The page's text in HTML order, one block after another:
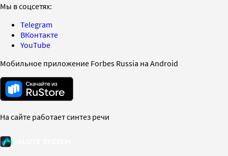
Мы в соцсетях:
Telegram
ВКонтакте
YouTube
Мобильное приложение Forbes Russia на Android
На сайте работает синтез речи